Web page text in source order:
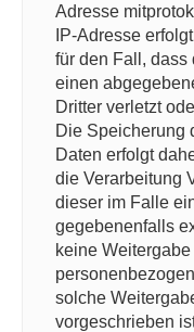
Adresse
IP-Adresse
für den Fall, dass
einen
Dritter verletzt
Die Speicherung
Daten erfolgt
die Verarbeitung
dieser im Falle
gegebenenfalls
keine
solche
vorgeschrieben